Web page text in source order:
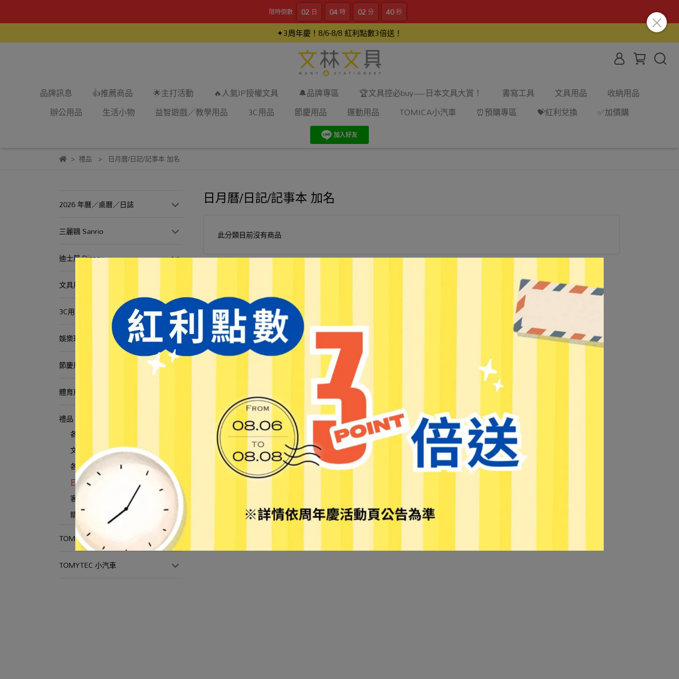
限時倒數 02 日 04 時 02分 39秒
✦3周年慶！8/6-8/8 紅利點數3倍送！
品牌訊息 👍推薦商品 🌟主打活動 🔥人氣IP授權文具 🔔品牌專區 🏆文具控必buy—日本文具大賞！ 書寫工具 文具用品
收納用品
辦公用品
生活小物 益智遊戲／教學用品 3C用品 節慶用品 運動用品 TOMICA小汽車 ⏰預購專區 💝紅利兌換 ✅加價購
禮品 日月曆/日記/記事本 加名
2026 年曆／桌曆／日誌
三麗鷗 Sanrio
迪士尼 Disney
文具用品
3C用品
娛樂玩具
節慶用品
體育用品
禮品
各國金筆加名
文件夾 廣告加名
各類文具/禮品 加名
日月曆/日記/記事本 加名
客製禮品
精美禮品
TOMICA 小汽車
TOMYTEC 小汽車
日月曆/日記/記事本 加名
此分類目前沒有商品